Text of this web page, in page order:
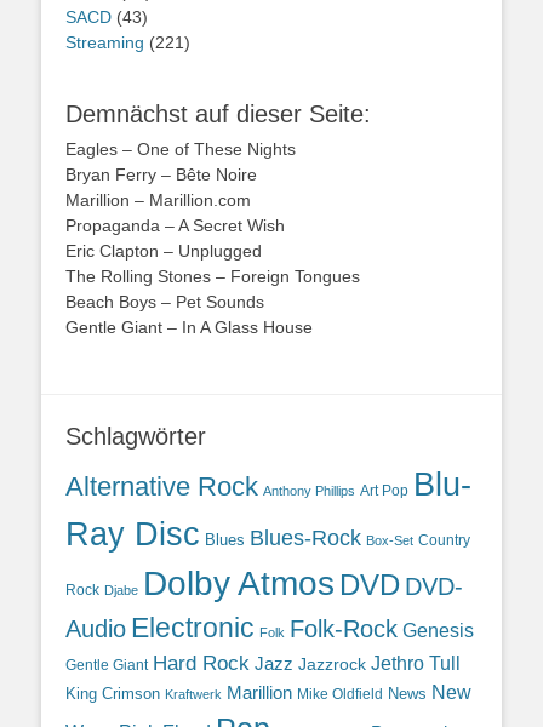
SACD (43)
Streaming (221)
Demnächst auf dieser Seite:
Eagles – One of These Nights
Bryan Ferry – Bête Noire
Marillion – Marillion.com
Propaganda – A Secret Wish
Eric Clapton – Unplugged
The Rolling Stones – Foreign Tongues
Beach Boys – Pet Sounds
Gentle Giant – In A Glass House
Schlagwörter
Alternative Rock Anthony Phillips Art Pop Blu-
Ray Disc Blues Blues-Rock Box-Set Country
Rock Djabe Dolby Atmos DVD DVD-
Audio Electronic Folk Folk-Rock Genesis
Gentle Giant Hard Rock Jazz Jazzrock Jethro Tull
King Crimson Kraftwerk Marillion Mike Oldfield News New